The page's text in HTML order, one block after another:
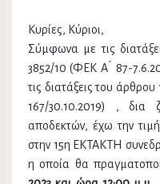
Κυρίες, Κύριοι,
Σύμφωνα με τις
3852/10 (ΦΕΚ Α ́ 87-
τις διατάξεις του
167/30.10.2019) ,
αποδεκτών, έχω την
στην 15η EKTAKTH
η οποία θα